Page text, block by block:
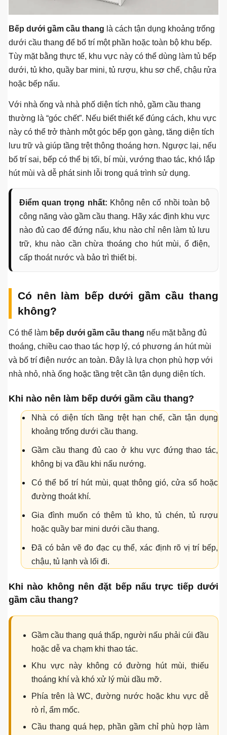
Bếp dưới gầm cầu thang là cách tận dụng khoảng trống
dưới cầu thang để bố trí một phần hoặc toàn bộ khu bếp.
Tùy mặt bằng thực tế, khu vực này có thể dùng làm tủ bếp
dưới, tủ kho, quầy bar mini, tủ rượu, khu sơ chế, chậu rửa
hoặc bếp nấu.
Với nhà ống và nhà phố diện tích nhỏ, gầm cầu thang
thường là “góc chết”. Nếu biết thiết kế đúng cách, khu vực
này có thể trở thành một góc bếp gọn gàng, tăng diện tích
lưu trữ và giúp tầng trệt thông thoáng hơn. Ngược lại, nếu
bố trí sai, bếp có thể bị tối, bí mùi, vướng thao tác, khó lắp
hút mùi và dễ phát sinh lỗi trong quá trình sử dụng.
Điểm quan trọng nhất: Không nên cố nhồi toàn bộ
công năng vào gầm cầu thang. Hãy xác định khu vực
nào đủ cao để đứng nấu, khu nào chỉ nên làm tủ lưu
trữ, khu nào cần chừa thoáng cho hút mùi, ổ điện,
cấp thoát nước và bảo trì thiết bị.
Có nên làm bếp dưới gầm cầu thang
không?
Có thể làm bếp dưới gầm cầu thang nếu mặt bằng đủ
thoáng, chiều cao thao tác hợp lý, có phương án hút mùi
và bố trí điện nước an toàn. Đây là lựa chọn phù hợp với
nhà nhỏ, nhà ống hoặc tầng trệt cần tận dụng diện tích.
Khi nào nên làm bếp dưới gầm cầu thang?
Nhà có diện tích tầng trệt hạn chế, cần tận dụng
khoảng trống dưới cầu thang.
Gầm cầu thang đủ cao ở khu vực đứng thao tác,
không bị va đầu khi nấu nướng.
Có thể bố trí hút mùi, quạt thông gió, cửa sổ hoặc
đường thoát khí.
Gia đình muốn có thêm tủ kho, tủ chén, tủ rượu
hoặc quầy bar mini dưới cầu thang.
Đã có bản vẽ đo đạc cụ thể, xác định rõ vị trí bếp,
chậu, tủ lạnh và lối đi.
Khi nào không nên đặt bếp nấu trực tiếp dưới
gầm cầu thang?
Gầm cầu thang quá thấp, người nấu phải cúi đầu
hoặc dễ va chạm khi thao tác.
Khu vực này không có đường hút mùi, thiếu
thoáng khí và khó xử lý mùi dầu mỡ.
Phía trên là WC, đường nước hoặc khu vực dễ
rò rỉ, ẩm mốc.
Cầu thang quá hẹp, phần gầm chỉ phù hợp làm